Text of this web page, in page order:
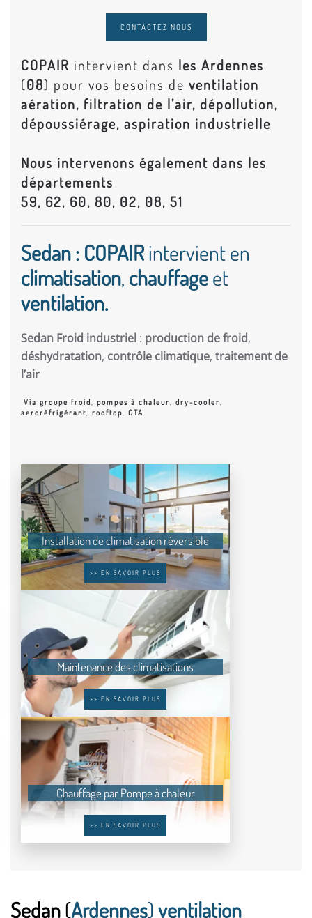
CONTACTEZ NOUS
COPAIR intervient dans les Ardennes
(08) pour vos besoins de ventilation
aération, filtration de l’air, dépollution,
dépoussiérage, aspiration industrielle
Nous intervenons également dans les
départements
59, 62, 60, 80, 02, 08, 51
Sedan : COPAIRintervient en
climatisation, chauffageet
ventilation.
Sedan Froid industriel : production de froid,
déshydratation, contrôle climatique, traitement de
l’air
Via groupe froid, pompes à chaleur, dry-cooler,
aeroréfrigérant, rooftop, CTA
Installation de climatisation réversible
>> EN SAVOIR PLUS
Maintenance des climatisations
>> EN SAVOIR PLUS
Chauffage par Pompe à chaleur
>> EN SAVOIR PLUS
Sedan(Ardennes)ventilation